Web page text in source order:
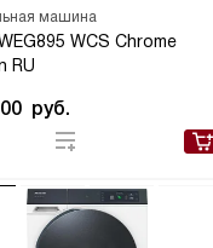
машина
WCS Chrome
RU
руб.